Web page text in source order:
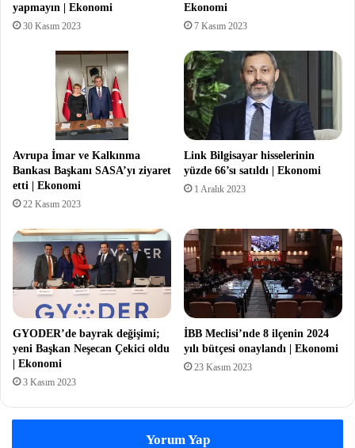
yapmayın | Ekonomi
30 Kasım 2023
Ekonomi
7 Kasım 2023
Avrupa İmar ve Kalkınma
Bankası Başkanı SASA’yı ziyaret
etti | Ekonomi
22 Kasım 2023
Link Bilgisayar hisselerinin
yüzde 66’sı satıldı | Ekonomi
1 Aralık 2023
GYODER’de bayrak değişimi;
yeni Başkan Neşecan Çekici oldu
| Ekonomi
3 Kasım 2023
İBB Meclisi’nde 8 ilçenin 2024
yılı bütçesi onaylandı | Ekonomi
23 Kasım 2023
Yorum Yap